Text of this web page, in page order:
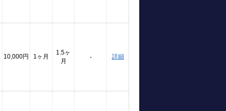
10,000円 1ヶ月
1.5ヶ
月
- 詳細